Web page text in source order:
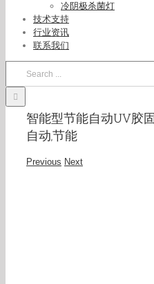
冷阴极杀菌灯
技术支持
行业资讯
联系我们
智能型节能自动UV胶
自动,节能
Previous Next